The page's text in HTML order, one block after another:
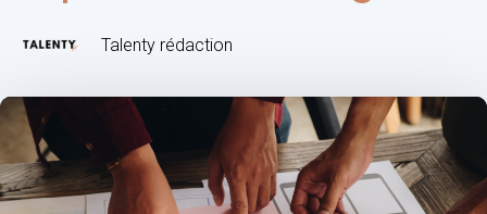
Talenty rédaction